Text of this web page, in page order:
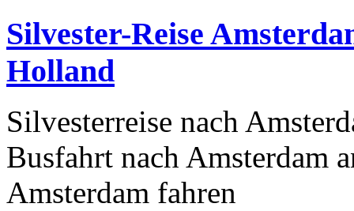
Silvester-Reise
Holland
Silvesterreise nach
Busfahrt nach Amsterdam
Amsterdam fahren